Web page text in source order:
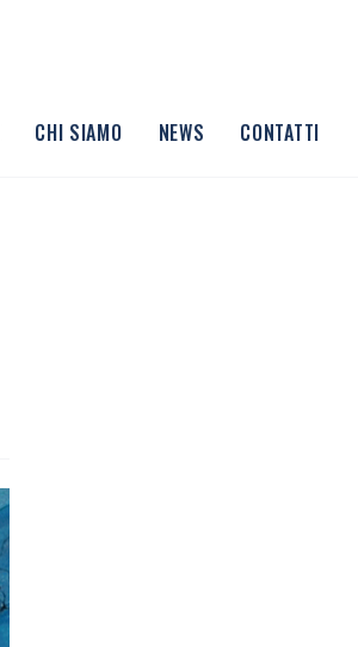
CHI SIAMO NEWS CONTATTI